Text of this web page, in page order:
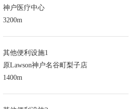
神户医疗中心
3200m
其他便利设施1
原Lawson神户名谷町梨子店
1400m